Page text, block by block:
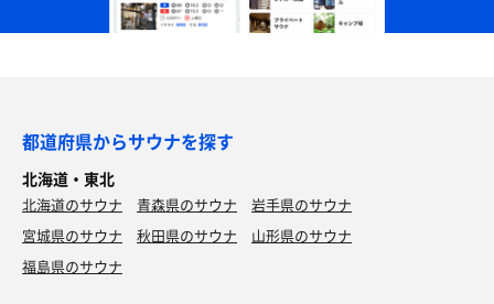
都道府県からサウナを探す
北海道・東北
北海道のサウナ 青森県のサウナ
岩手県のサウナ
宮城県のサウナ
秋田県のサウナ
山形県のサウナ
福島県のサウナ